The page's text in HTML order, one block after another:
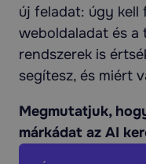
új feladat: úgy kell
weboldaladat és a
rendszerek is
segítesz, és miért
Megmutatjuk,
márkádat az AI